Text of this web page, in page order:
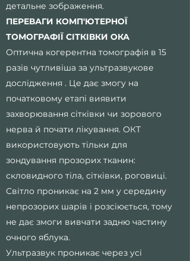
детальне зображення.
ПЕРЕВАГИ КОМП'ЮТЕРНОЇ
ТОМОГРАФІЇ СІТКІВКИ ОКА
Оптична когерентна томографія в 15
разів чутливіша за ультразвукове
дослідження . Це дає змогу на
початковому етапі виявити
захворювання сітківки чи зорового
нерва й почати лікування. ОКТ
використовують тільки для
зондування прозорих тканин:
скловидного тіла, сітківки, роговиці.
Світло проникає на 2 мм у середину
непрозорих шарів і розсіюється, тому
не дає змоги вивчати задню частину
очного яблука.
Ультразвук проникає через усі